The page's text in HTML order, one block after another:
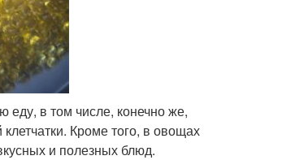
еду, в том числе, конечно же,
Кроме того, в овощах
и полезных блюд.